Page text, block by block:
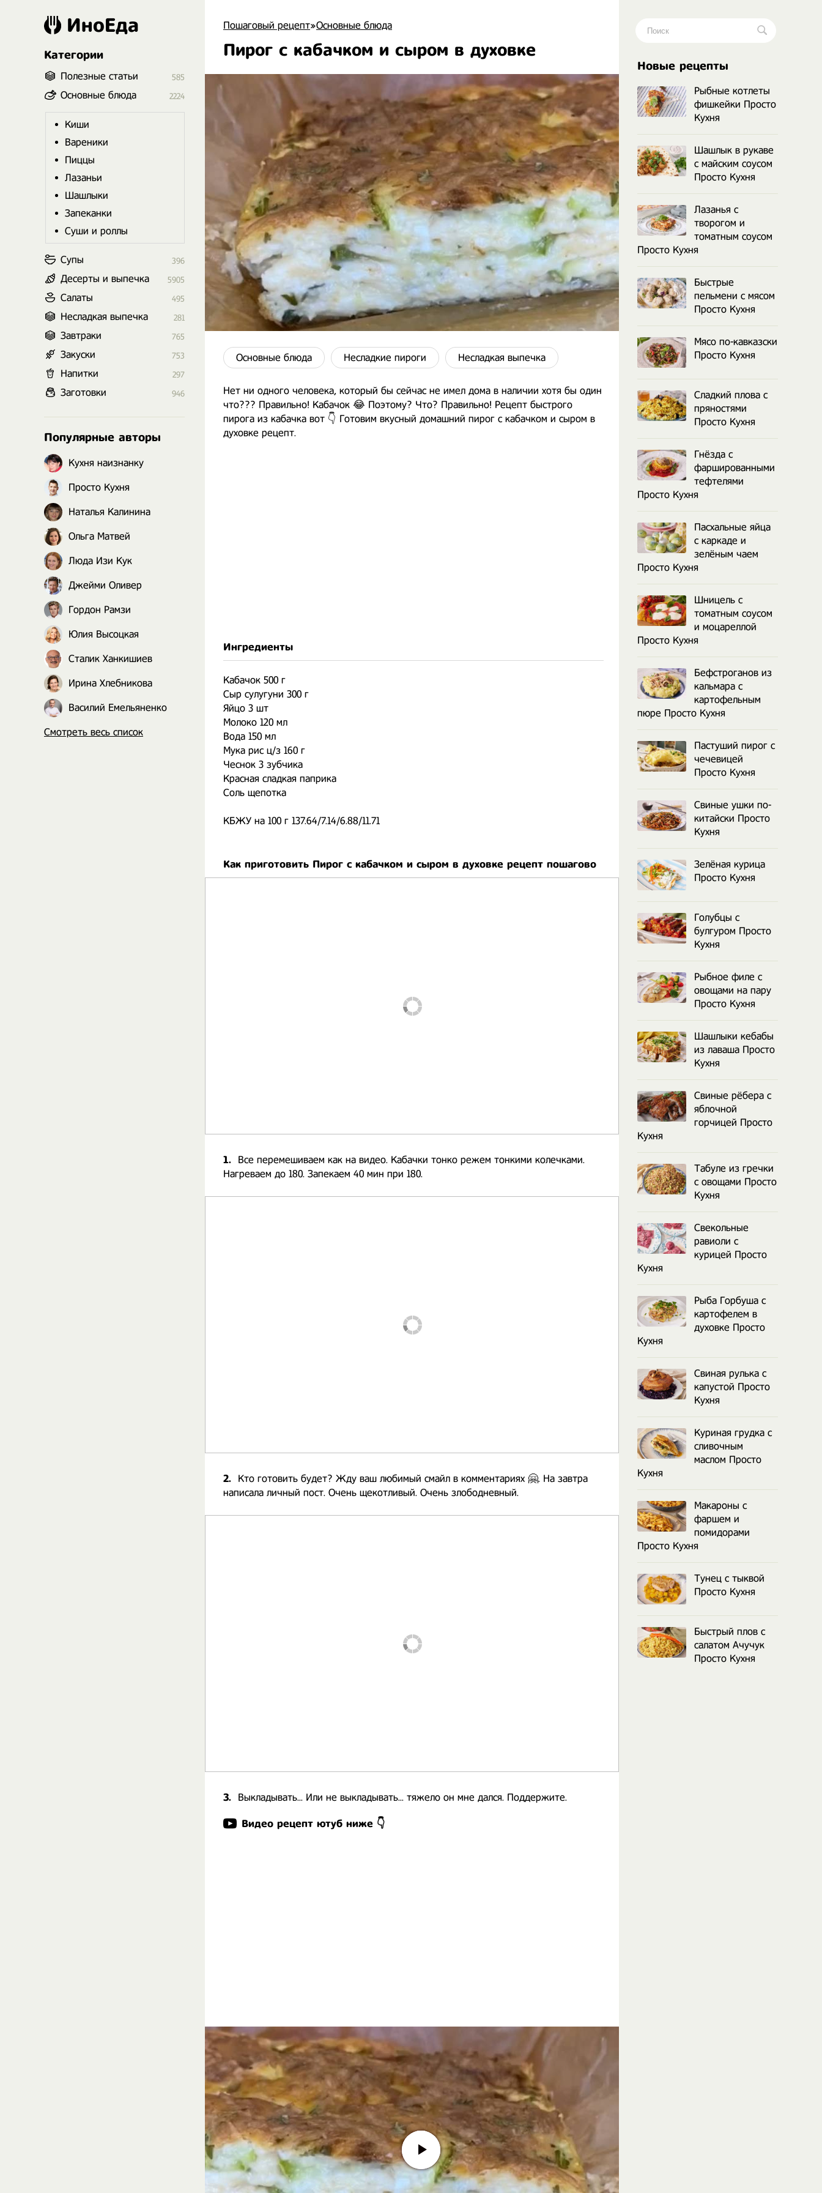
Пошаговый рецепт»Основные блюда
Пирог с кабачком и сыром в духовке
Основные блюда Несладкие пироги Несладкая выпечка
Нет ни одного человека, который бы сейчас не имел дома в наличии хотя бы один
что??? Правильно! Кабачок 😂 Поэтому? Что? Правильно! Рецепт быстрого
пирога из кабачка вот 👇 Готовим вкусный домашний пирог с кабачком и сыром в
духовке рецепт.
Ингредиенты
Кабачок 500 г
Сыр сулугуни 300 г
Яйцо 3 шт
Молоко 120 мл
Вода 150 мл
Мука рис ц/з 160 г
Чеснок 3 зубчика
Красная сладкая паприка
Соль щепотка
КБЖУ на 100 г 137.64/7.14/6.88/11.71
Как приготовить Пирог с кабачком и сыром в духовке рецепт пошагово
1.
Все перемешиваем как на видео. Кабачки тонко режем тонкими колечками.
Нагреваем до 180. Запекаем 40 мин при 180.
2.
Кто готовить будет? Жду ваш любимый смайл в комментариях 🤗. На завтра
написала личный пост. Очень щекотливый. Очень злободневный.
3. Выкладывать... Или не выкладывать... тяжело он мне дался. Поддержите.
Видео рецепт ютуб ниже 👇
ИноЕда
Категории
Полезные статьи 585
Основные блюда 2224
Киши
Вареники
Пиццы
Лазаньи
Шашлыки
Запеканки
Суши и роллы
Супы 396
Десерты и выпечка 5905
Салаты 495
Несладкая выпечка 281
Завтраки 765
Закуски 753
Напитки 297
Заготовки 946
Популярные авторы
Кухня наизнанку
Просто Кухня
Наталья Калинина
Ольга Матвей
Люда Изи Кук
Джейми Оливер
Гордон Рамзи
Юлия Высоцкая
Сталик Ханкишиев
Ирина Хлебникова
Василий Емельяненко
Смотреть весь список
Новые рецепты
Рыбные котлеты
фишкейки Просто
Кухня
Шашлык в рукаве
с майским соусом
Просто Кухня
Лазанья с
творогом и
томатным соусом
Просто Кухня
Быстрые
пельмени с мясом
Просто Кухня
Мясо по-кавказски
Просто Кухня
Сладкий плова с
пряностями
Просто Кухня
Гнёзда с
фаршированными
тефтелями
Просто Кухня
Пасхальные яйца
с каркаде и
зелёным чаем
Просто Кухня
Шницель с
томатным соусом
и моцареллой
Просто Кухня
Бефстроганов из
кальмара с
картофельным
пюре Просто Кухня
Пастуший пирог с
чечевицей
Просто Кухня
Свиные ушки по-
китайски Просто
Кухня
Зелёная курица
Просто Кухня
Голубцы с
булгуром Просто
Кухня
Рыбное филе с
овощами на пару
Просто Кухня
Шашлыки кебабы
из лаваша Просто
Кухня
Свиные рёбера с
яблочной
горчицей Просто
Кухня
Табуле из гречки
с овощами Просто
Кухня
Свекольные
равиоли с
курицей Просто
Кухня
Рыба Горбуша с
картофелем в
духовке Просто
Кухня
Свиная рулька с
капустой Просто
Кухня
Куриная грудка с
сливочным
маслом Просто
Кухня
Макароны с
фаршем и
помидорами
Просто Кухня
Тунец с тыквой
Просто Кухня
Быстрый плов с
салатом Ачучук
Просто Кухня